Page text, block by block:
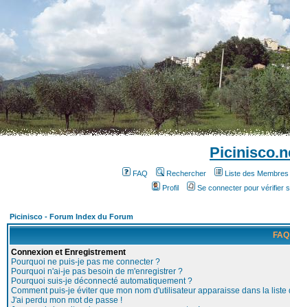
FAQ Rechercher Liste des Membres
Profil
Se connecter pour vérifier
Picinisco - Forum Index du Forum
FAQ
Connexion et Enregistrement
Pourquoi ne puis-je pas me connecter ?
Pourquoi n'ai-je pas besoin de m'enregistrer ?
Pourquoi suis-je déconnecté automatiquement ?
Comment puis-je éviter que mon nom d'utilisateur apparaisse dans la
J'ai perdu mon mot de passe !